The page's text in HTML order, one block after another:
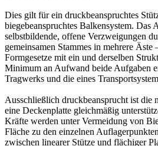
Dies gilt für ein druckbeanspruchtes
biegebeanspruchtes Balkensystem. Das
selbstbildende, offene Verzweigungen
gemeinsamen Stammes in mehrere Äste
Formgesetze mit ein und derselben
Minimum an Aufwand beide Aufgaben
Tragwerks und die eines
Ausschließlich druckbeansprucht ist die
eine Deckenplatte gleichmäßig
Kräfte werden unter Vermeidung von
Fläche zu den einzelnen
zwischen linearer Stütze und flächiger